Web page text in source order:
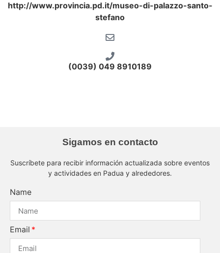
http://www.provincia.pd.it/museo-di-palazzo-santo-
stefano
(0039) 049 8910189
Sigamos en contacto
Suscríbete para recibir información actualizada sobre eventos
y actividades en Padua y alrededores.
Name
Email